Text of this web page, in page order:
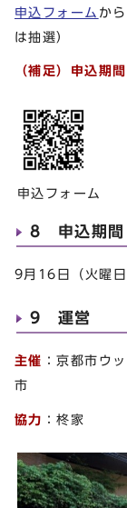
申込フォーム か
は抽選）
（補足）申込期
申込フォーム
8 申込期間
9月16日（火曜
9 運営
主催 ：京都市ウ
市
協力 ：柊家